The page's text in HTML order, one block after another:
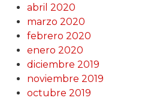
abril 2020
marzo 2020
febrero 2020
enero 2020
diciembre 2019
noviembre 2019
octubre 2019